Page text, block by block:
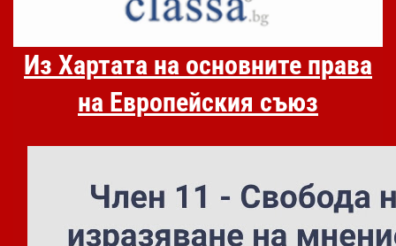
Из Хартата на основните права
на Европейския съюз